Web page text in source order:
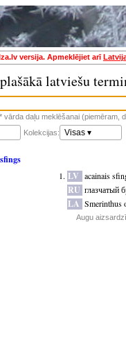
versija. Apmeklējiet arī
latviešu
vārda daļu meklēšanai (piemēram,
Kolekcijas: Visas ▾
LV acainais
RU глазчатый
LA Smerinthus
Augu